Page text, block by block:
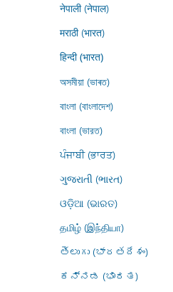
नेपाली (नेपाल)
मराठी (भारत)
हिन्दी (भारत)
অসমীয়া (ভাৰত)
বাংলা (বাংলাদেশ)
বাংলা (ভারত)
ਪੰਜਾਬੀ (ਭਾਰਤ)
ગુજરાતી (ભારત)
ଓଡ଼ିଆ (ଭାରତ)
தமிழ் (இந்தியா)
తెలుగు (భారతదేశం)
ಕನ್ನಡ (ಭಾರತ)